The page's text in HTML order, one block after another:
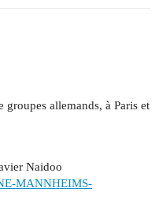
allemands, à Paris et
Naidoo
MANNHEIMS-